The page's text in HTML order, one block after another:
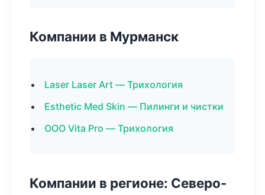
Компании в Мурманск
Laser Laser Art — Трихология
Esthetic Med Skin — Пилинги и чистки
ООО Vita Pro — Трихология
Компании в регионе: Северо-